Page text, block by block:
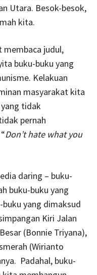
Utara. Besok-besok,
kita.
membaca judul,
buku-buku yang
Kelakuan
masyarakat kita
tidak
pernah
Don’t hate what you
daring – buku-
buku-buku yang
yang dimaksud
Kiri Jalan
(Bonnie Triyana),
(Wirianto
Padahal, buku-